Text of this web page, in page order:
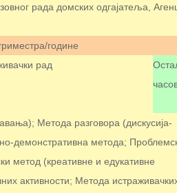
рада домских одгајатеља,
године
рад
Метода разговора (дискусија-
демонстративна метода;
метод (креативне и едукативне
активности; Метода